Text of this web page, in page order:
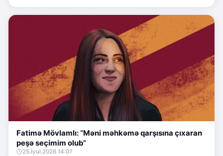
Fatimə Mövlamlı: “Məni məhkəmə qarşısına çıxaran
peşə seçimim olub”
25.İyul.2026 14:07